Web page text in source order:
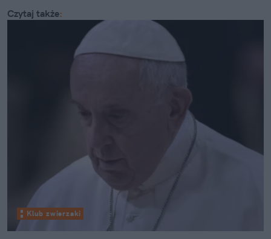
Czytaj także:
Klub zwierzaki